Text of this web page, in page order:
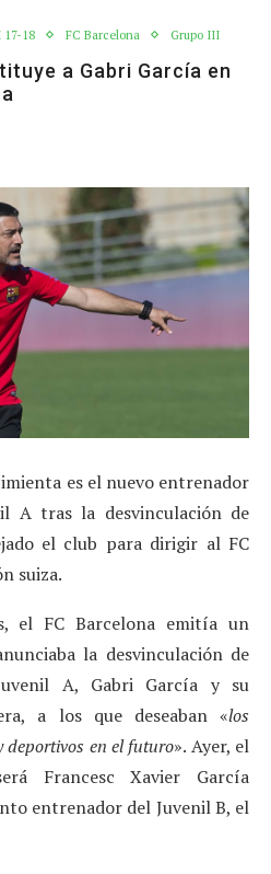
17-18 FC Barcelona Grupo III
a Gabri García en
es el nuevo entrenador
A tras la desvinculación de
el club para dirigir al FC
suiza.
el FC Barcelona emitía un
la desvinculación de
A, Gabri García y su
a los que deseaban «los
deportivos en el futuro». Ayer, el
Francesc Xavier García
entrenador del Juvenil B, el